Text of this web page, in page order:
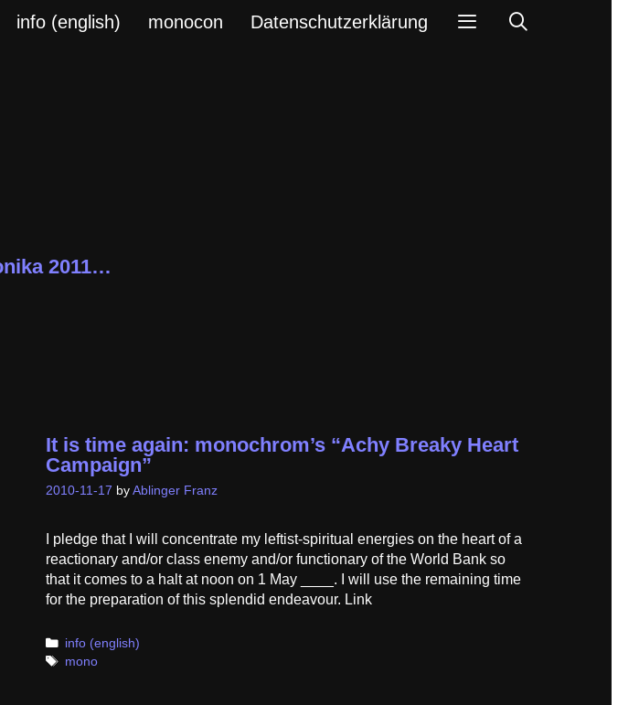
info (english) monocon Datenschutzerklärung
2011…
It is time again: monochrom’s “Achy Breaky Heart
Campaign”
2010-11-17 by Ablinger Franz
I pledge that I will concentrate my leftist-spiritual energies on the heart of a
reactionary and/or class enemy and/or functionary of the World Bank so
that it comes to a halt at noon on 1 May ____. I will use the remaining time
for the preparation of this splendid endeavour. Link
Categories
info (english)
Tags
mono